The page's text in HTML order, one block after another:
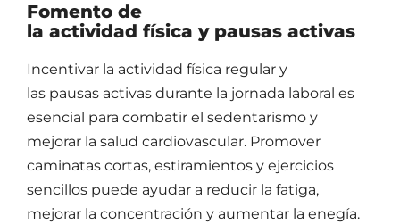
Fomento de
la actividad física y pausas activas
Incentivar la actividad física regular y
las pausas activas durante la jornada laboral es
esencial para combatir el sedentarismo y
mejorar la salud cardiovascular. Promover
caminatas cortas, estiramientos y ejercicios
sencillos puede ayudar a reducir la fatiga,
mejorar la concentración y aumentar la enegía.